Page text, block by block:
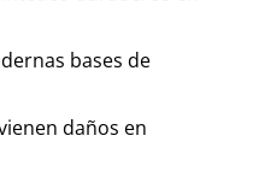
bases de
daños en